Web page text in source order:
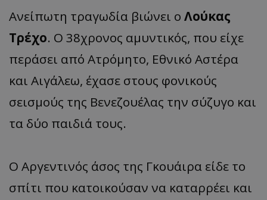
Ανείπωτη τραγωδία βιώνει ο Λούκας
Τρέχο. Ο 38χρονος αμυντικός, που είχε
περάσει από Ατρόμητο, Εθνικό Αστέρα
και Αιγάλεω, έχασε στους φονικούς
σεισμούς της Βενεζουέλας την σύζυγο και
τα δύο παιδιά τους.
O Aργεντινός άσος της Γκουάιρα είδε το
σπίτι που κατοικούσαν να καταρρέει και